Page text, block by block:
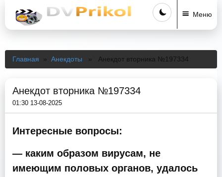
Меню
Главная » Анекдоты » Анекдот вторника №197334
Анекдот вторника №197334
01:30 13-08-2025
Интересные вопросы:
— каким образом вирусам, не
имеющим половых органов, удалось